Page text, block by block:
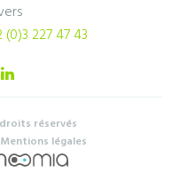
(0)3 227 47 43
réservés
Mentions légales